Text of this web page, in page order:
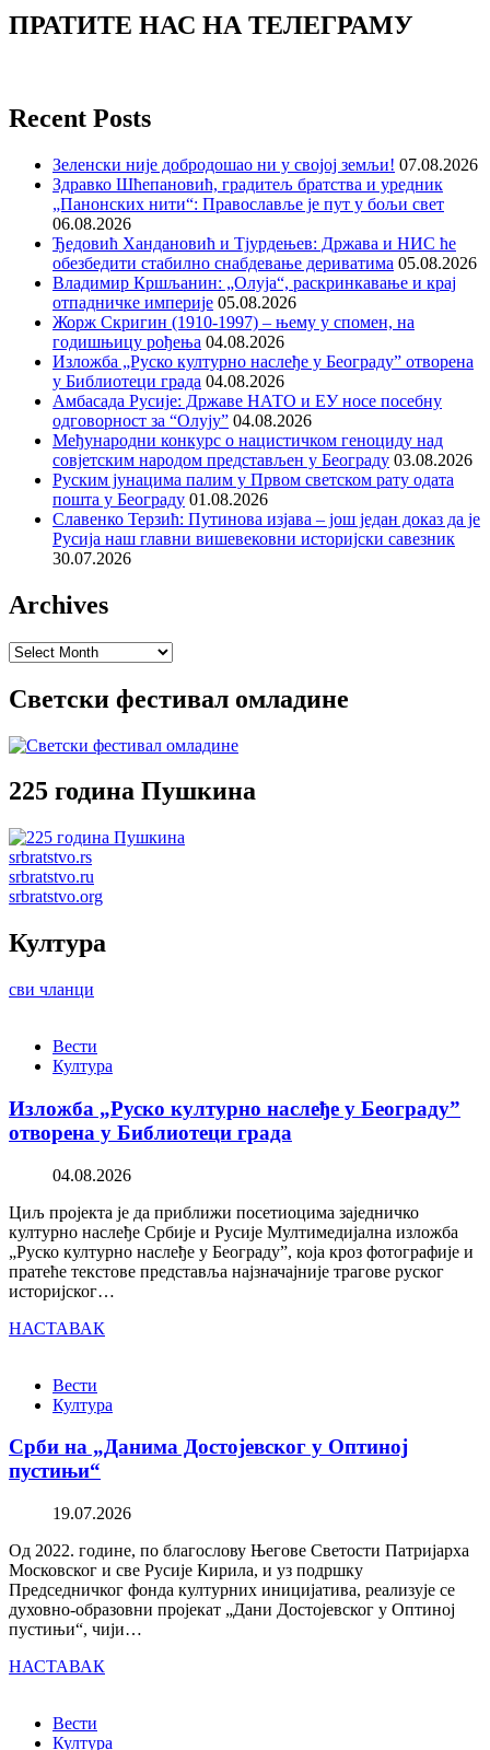
ПРАТИТЕ НАС НА ТЕЛЕГРАМУ
Recent Posts
Зеленски није добродошао ни у својој земљи! 07.08.2026
Здравко Шћепановић, градитељ братства и уредник
„Панонских нити“: Православље је пут у бољи свет
06.08.2026
Ђедовић Хандановић и Тјурдењев: Држава и НИС ће
обезбедити стабилно снабдевање дериватима 05.08.2026
Владимир Кршљанин: „Олуја“, раскринкавање и крај
отпадничке империје 05.08.2026
Жорж Скригин (1910-1997) – њему у спомен, на
годишњицу рођења 04.08.2026
Изложба „Руско културно наслеђе у Београду” отворена
у Библиотеци града 04.08.2026
Амбасада Русије: Државе НАТО и ЕУ носе посебну
одговорност за “Олују” 04.08.2026
Међународни конкурс о нацистичком геноциду над
совјетским народом представљен у Београду 03.08.2026
Руским јунацима палим у Првом светском рату одата
пошта у Београду 01.08.2026
Славенко Терзић: Путинова изјава – још један доказ да је
Русија наш главни вишевековни историјски савезник
30.07.2026
Archives
Archives
Светски фестивал омладине
225 година Пушкина
srbratstvo.rs
srbratstvo.ru
srbratstvo.org
Култура
сви чланци
Вести
Култура
Изложба „Руско културно наслеђе у Београду”
отворена у Библиотеци града
04.08.2026
Циљ пројекта је да приближи посетиоцима заједничко
културно наслеђе Србије и Русије Мултимедијална изложба
„Руско културно наслеђе у Београду”, која кроз фотографије и
пратеће текстове представља најзначајније трагове руског
историјског…
НАСТАВАК
Вести
Култура
Срби на „Данима Достојевског у Оптиној
пустињи“
19.07.2026
Од 2022. године, по благослову Његове Светости Патријарха
Московског и све Русије Кирила, и уз подршку
Председничког фонда културних иницијатива, реализује се
духовно-образовни пројекат „Дани Достојевског у Оптиној
пустињи“, чији…
НАСТАВАК
Вести
Култура